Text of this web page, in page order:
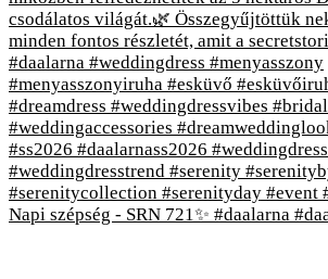
Napi szépség - SRN 721✨ #daalarna